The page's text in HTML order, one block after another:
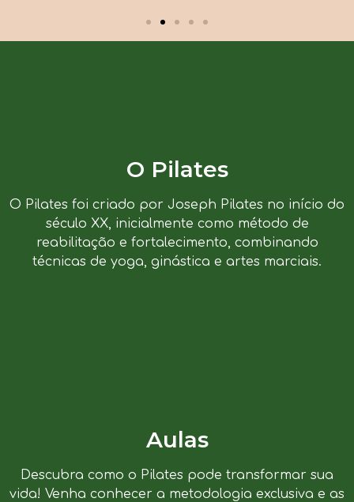
O Pilates
O Pilates foi criado por Joseph Pilates no início do
século XX, inicialmente como método de
reabilitação e fortalecimento, combinando
técnicas de yoga, ginástica e artes marciais.
Aulas
Descubra como o Pilates pode transformar sua
vida! Venha conhecer a metodologia exclusiva e as